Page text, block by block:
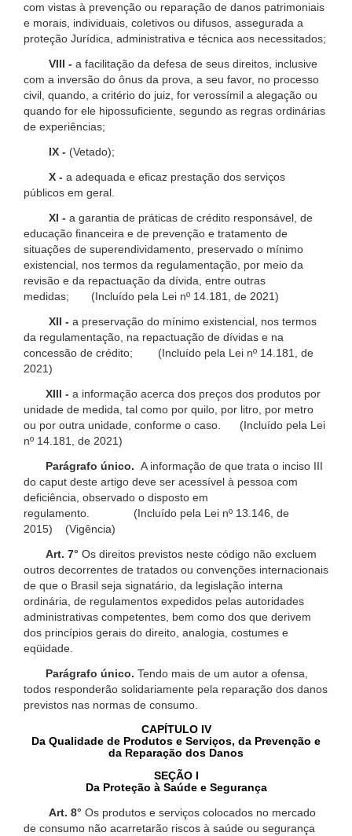
com vistas à prevenção ou reparação de danos patrimoniais
e morais, individuais, coletivos ou difusos, assegurada a
proteção Jurídica, administrativa e técnica aos necessitados;
VIII - a facilitação da defesa de seus direitos, inclusive
com a inversão do ônus da prova, a seu favor, no processo
civil, quando, a critério do juiz, for verossímil a alegação ou
quando for ele hipossuficiente, segundo as regras ordinárias
de experiências;
IX - (Vetado);
X - a adequada e eficaz prestação dos serviços
públicos em geral.
XI - a garantia de práticas de crédito responsável, de
educação financeira e de prevenção e tratamento de
situações de superendividamento, preservado o mínimo
existencial, nos termos da regulamentação, por meio da
revisão e da repactuação da dívida, entre outras
medidas; (Incluído pela Lei nº 14.181, de 2021)
XII - a preservação do mínimo existencial, nos termos
da regulamentação, na repactuação de dívidas e na
concessão de crédito; (Incluído pela Lei nº 14.181, de
2021)
XIII - a informação acerca dos preços dos produtos por
unidade de medida, tal como por quilo, por litro, por metro
ou por outra unidade, conforme o caso. (Incluído pela Lei
nº 14.181, de 2021)
Parágrafo único. A informação de que trata o inciso III
do caput deste artigo deve ser acessível à pessoa com
deficiência, observado o disposto em
regulamento. (Incluído pela Lei nº 13.146, de
2015) (Vigência)
Art. 7° Os direitos previstos neste código não excluem
outros decorrentes de tratados ou convenções internacionais
de que o Brasil seja signatário, da legislação interna
ordinária, de regulamentos expedidos pelas autoridades
administrativas competentes, bem como dos que derivem
dos princípios gerais do direito, analogia, costumes e
eqüidade.
Parágrafo único. Tendo mais de um autor a ofensa,
todos responderão solidariamente pela reparação dos danos
previstos nas normas de consumo.
CAPÍTULO IV
Da Qualidade de Produtos e Serviços, da Prevenção e
da Reparação dos Danos
SEÇÃO I
Da Proteção à Saúde e Segurança
Art. 8° Os produtos e serviços colocados no mercado
de consumo não acarretarão riscos à saúde ou segurança